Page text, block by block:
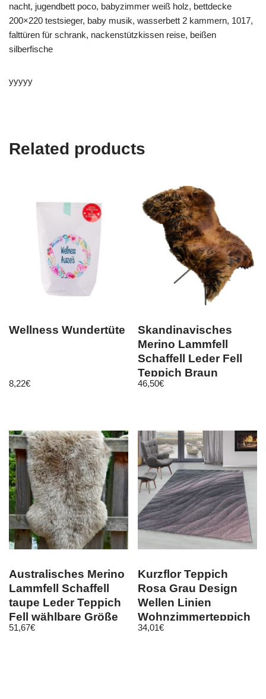
nacht, jugendbett poco, babyzimmer weiß holz, bettdecke
200×220 testsieger, baby musik, wasserbett 2 kammern, 1017,
falttüren für schrank, nackenstützkissen reise, beißen
silberfische
yyyyy
Related products
Wellness Wundertüte
8,22€
Skandinavisches
Merino Lammfell
Schaffell Leder Fell
Teppich Braun
Schwarz
46,50€
Australisches Merino
Lammfell Schaffell
taupe Leder Teppich
Fell wählbare Größe
51,67€
Kurzflor Teppich
Rosa Grau Design
Wellen Linien
Wohnzimmerteppich
Weich
34,01€